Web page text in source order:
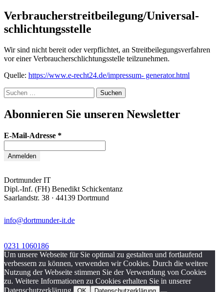
Verbraucher­streit­beilegung/Universal­
schlichtungs­stelle
Wir sind nicht bereit oder verpflichtet, an Streitbeilegungsverfahren
vor einer Verbraucherschlichtungsstelle teilzunehmen.
Quelle: https://www.e-recht24.de/impressum- generator.html
Suchen
nach:
Abonnieren Sie unseren Newsletter
E-Mail-Adresse *
Dortmunder IT
Dipl.-Inf. (FH) Benedikt Schickentanz
Saarlandstr. 38 · 44139 Dortmund
info@dortmunder-it.de
0231 1060186
Um unsere Webseite für Sie optimal zu gestalten und fortlaufend
verbessern zu können, verwenden wir Cookies. Durch die weitere
Nutzung der Webseite stimmen Sie der Verwendung von Cookies
zu. Weitere Informationen zu Cookies erhalten Sie in unserer
Datenschutzerklärung.